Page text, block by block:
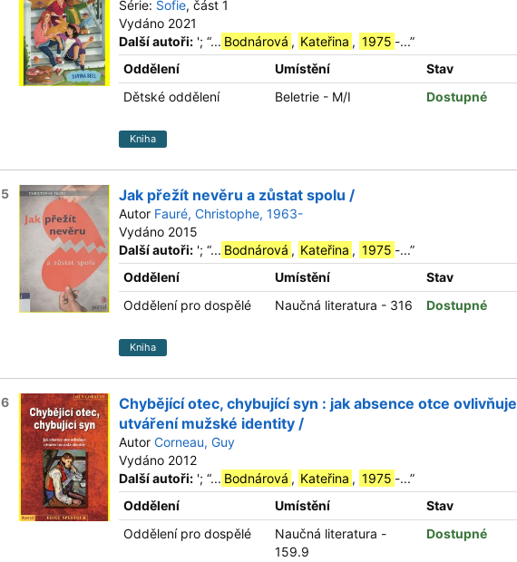
Série: Sofie, část 1
Vydáno 2021
Další autoři: '; “... Bodnárová , Kateřina , 1975 -...”
Oddělení
Umístění
Stav
Dětské oddělení
Beletrie - M/I Dostupné
Kniha
5 Jak přežít nevěru a zůstat spolu /
Autor Fauré, Christophe, 1963-
Vydáno 2015
Další autoři: '; “... Bodnárová , Kateřina , 1975 -...”
Oddělení
Umístění
Stav
Oddělení pro dospělé
Naučná literatura - 316 Dostupné
Kniha
6
Chybějící otec, chybující syn : jak absence otce ovlivňuje
utváření mužské identity /
Autor Corneau, Guy
Vydáno 2012
Další autoři: '; “... Bodnárová , Kateřina , 1975 -...”
Oddělení
Umístění
Stav
Oddělení pro dospělé
Naučná literatura -
159.9
Dostupné